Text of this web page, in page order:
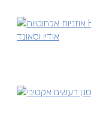
אודיו וסאונד